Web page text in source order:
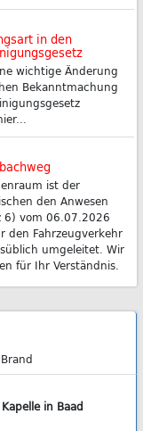
in den
wichtige Änderung
Bekanntmachung
ist der
den Anwesen
6) vom 06.07.2026
den Fahrzeugverkehr
umgeleitet. Wir
für Ihr Verständnis.
in Baad